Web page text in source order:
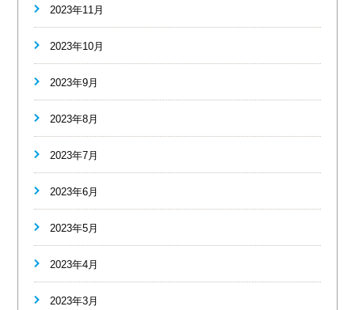
2023年11月
2023年10月
2023年9月
2023年8月
2023年7月
2023年6月
2023年5月
2023年4月
2023年3月